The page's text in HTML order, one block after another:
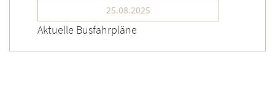
25.08.2025
Aktuelle Busfahrpläne